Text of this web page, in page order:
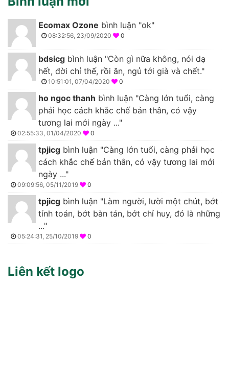
Ecomax Ozone bình luận "ok"
08:32:56, 23/09/2020 0
bdsicg bình luận "Còn gì nữa không, nói dạ
hết, đời chỉ thế, rồi ăn, ngủ tới già và chết."
10:51:01, 07/04/2020 0
ho ngoc thanh bình luận "Càng lớn tuổi, càng
phải học cách khắc chế bản thân, có vậy
tương lai mới ngày ..."
02:55:33, 01/04/2020 0
tpjicg bình luận "Càng lớn tuổi, càng phải học
cách khắc chế bản thân, có vậy tương lai mới
ngày ..."
09:09:56, 05/11/2019 0
tpjicg bình luận "Làm người, lười một chút, bớt
tính toán, bớt bàn tán, bớt chỉ huy, đó là những
..."
05:24:31, 25/10/2019 0
Liên kết logo